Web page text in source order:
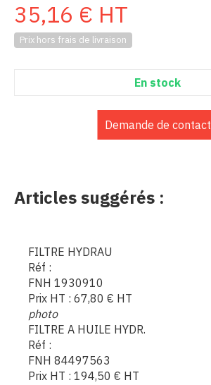
35,16 € HT
Prix hors frais de livraison
En stock
Demande de contact
Articles suggérés :
FILTRE HYDRAU
Réf :
FNH 1930910
Prix HT : 67,80 € HT
photo
FILTRE A HUILE HYDR.
Réf :
FNH 84497563
Prix HT : 194,50 € HT